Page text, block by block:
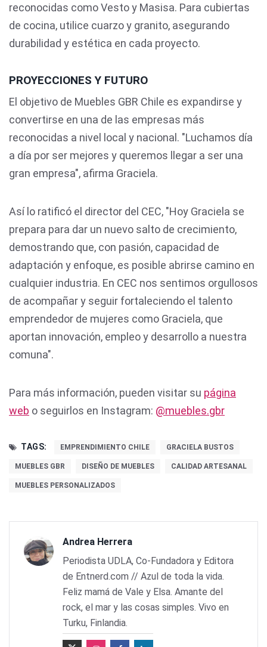
reconocidas como Vesto y Masisa. Para cubiertas
de cocina, utilice cuarzo y granito, asegurando
durabilidad y estética en cada proyecto.
PROYECCIONES Y FUTURO
El objetivo de Muebles GBR Chile es expandirse y
convertirse en una de las empresas más
reconocidas a nivel local y nacional. "Luchamos día
a día por ser mejores y queremos llegar a ser una
gran empresa", afirma Graciela.
Así lo ratificó el director del CEC, "Hoy Graciela se
prepara para dar un nuevo salto de crecimiento,
demostrando que, con pasión, capacidad de
adaptación y enfoque, es posible abrirse camino en
cualquier industria. En CEC nos sentimos orgullosos
de acompañar y seguir fortaleciendo el talento
emprendedor de mujeres como Graciela, que
aportan innovación, empleo y desarrollo a nuestra
comuna".
Para más información, pueden visitar su página
web o seguirlos en Instagram: @muebles.gbr
TAGS: EMPRENDIMIENTO CHILE GRACIELA BUSTOS
MUEBLES GBR DISEÑO DE MUEBLES CALIDAD ARTESANAL
MUEBLES PERSONALIZADOS
Andrea Herrera
Periodista UDLA, Co-Fundadora y Editora
de Entnerd.com // Azul de toda la vida.
Feliz mamá de Vale y Elsa. Amante del
rock, el mar y las cosas simples. Vivo en
Turku, Finlandia.